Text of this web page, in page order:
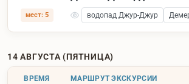
мест: 5 водопад Джур-Джур
14 АВГУСТА (ПЯТНИЦА)
ВРЕМЯ МАРШРУТ ЭКСКУРСИИ